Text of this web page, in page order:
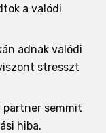
a valódi
adnak valódi
stresszt
partner semmit
hiba.